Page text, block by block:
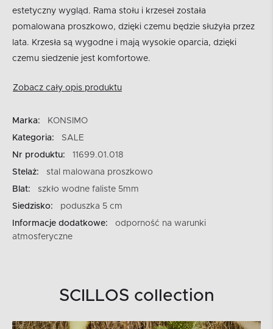
estetyczny wygląd. Rama stołu i krzeseł została
pomalowana proszkowo, dzięki czemu będzie służyła przez
lata. Krzesła są wygodne i mają wysokie oparcia, dzięki
czemu siedzenie jest komfortowe.
Zobacz cały opis produktu
Marka:
KONSIMO
Kategoria:
SALE
Nr produktu:
11699.01.018
Stelaż:
stal malowana proszkowo
Blat:
szkło wodne faliste 5mm
Siedzisko:
poduszka 5 cm
Informacje dodatkowe:
odporność na warunki
atmosferyczne
SCILLOS collection